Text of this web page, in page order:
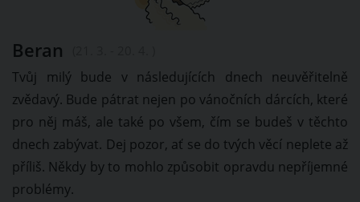
Beran
Tvůj milý bude v následujících dnech neuvěřitelně
zvědavý. Bude pátrat nejen po vánočních dárcích, které
pro něj máš, ale také po všem, čím se budeš v těchto
dnech zabývat. Dej pozor, ať se do tvých věcí neplete až
příliš. Někdy by to mohlo způsobit opravdu nepříjemné
problémy.